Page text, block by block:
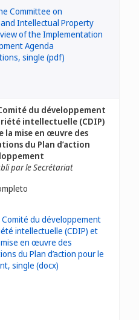
du développement
intellectuelle (CDIP)
la mise en œuvre des
du Plan d’action
par le Secrétariat